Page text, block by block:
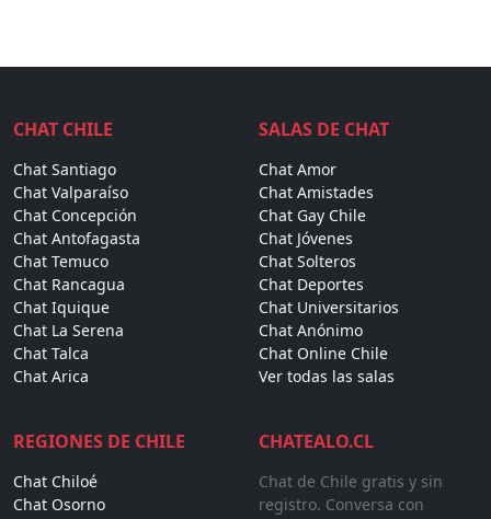
CHAT CHILE
Chat Santiago
Chat Valparaíso
Chat Concepción
Chat Antofagasta
Chat Temuco
Chat Rancagua
Chat Iquique
Chat La Serena
Chat Talca
Chat Arica
SALAS DE CHAT
Chat Amor
Chat Amistades
Chat Gay Chile
Chat Jóvenes
Chat Solteros
Chat Deportes
Chat Universitarios
Chat Anónimo
Chat Online Chile
Ver todas las salas
REGIONES DE CHILE
Chat Chiloé
Chat Osorno
CHATEALO.CL
Chat de Chile gratis y sin
registro. Conversa con